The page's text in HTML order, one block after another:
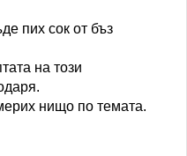
пих сок от бъз
на този
нищо по темата.